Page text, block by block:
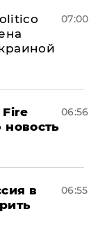
07:00
Fire
06:56
в
06:55